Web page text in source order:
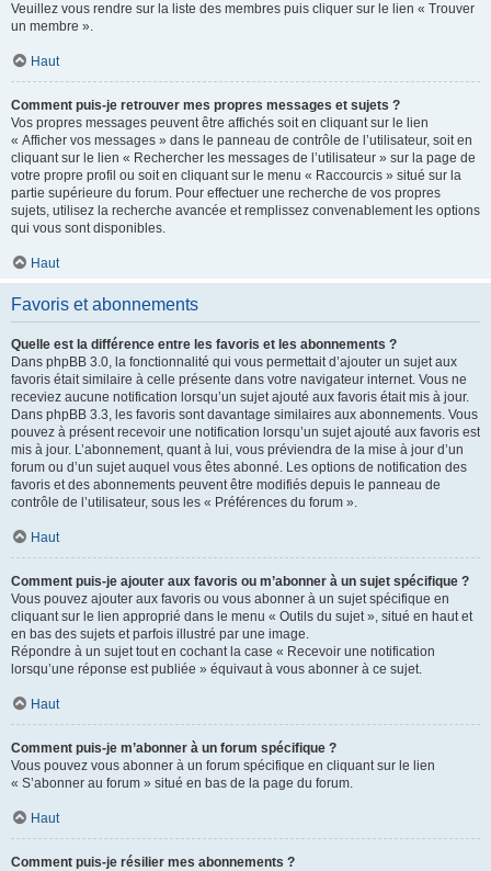
Veuillez vous rendre sur la liste des membres puis cliquer sur le lien « Trouver
un membre ».
Haut
Comment puis-je retrouver mes propres messages et sujets ?
Vos propres messages peuvent être affichés soit en cliquant sur le lien
« Afficher vos messages » dans le panneau de contrôle de l’utilisateur, soit en
cliquant sur le lien « Rechercher les messages de l’utilisateur » sur la page de
votre propre profil ou soit en cliquant sur le menu « Raccourcis » situé sur la
partie supérieure du forum. Pour effectuer une recherche de vos propres
sujets, utilisez la recherche avancée et remplissez convenablement les options
qui vous sont disponibles.
Haut
Favoris et abonnements
Quelle est la différence entre les favoris et les abonnements ?
Dans phpBB 3.0, la fonctionnalité qui vous permettait d’ajouter un sujet aux
favoris était similaire à celle présente dans votre navigateur internet. Vous ne
receviez aucune notification lorsqu’un sujet ajouté aux favoris était mis à jour.
Dans phpBB 3.3, les favoris sont davantage similaires aux abonnements. Vous
pouvez à présent recevoir une notification lorsqu’un sujet ajouté aux favoris est
mis à jour. L’abonnement, quant à lui, vous préviendra de la mise à jour d’un
forum ou d’un sujet auquel vous êtes abonné. Les options de notification des
favoris et des abonnements peuvent être modifiés depuis le panneau de
contrôle de l’utilisateur, sous les « Préférences du forum ».
Haut
Comment puis-je ajouter aux favoris ou m’abonner à un sujet spécifique ?
Vous pouvez ajouter aux favoris ou vous abonner à un sujet spécifique en
cliquant sur le lien approprié dans le menu « Outils du sujet », situé en haut et
en bas des sujets et parfois illustré par une image.
Répondre à un sujet tout en cochant la case « Recevoir une notification
lorsqu’une réponse est publiée » équivaut à vous abonner à ce sujet.
Haut
Comment puis-je m’abonner à un forum spécifique ?
Vous pouvez vous abonner à un forum spécifique en cliquant sur le lien
« S’abonner au forum » situé en bas de la page du forum.
Haut
Comment puis-je résilier mes abonnements ?